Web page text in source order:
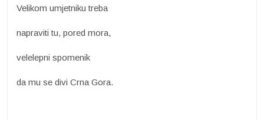
Velikom umjetniku treba
napraviti tu, pored mora,
velelepni spomenik
da mu se divi Crna Gora.